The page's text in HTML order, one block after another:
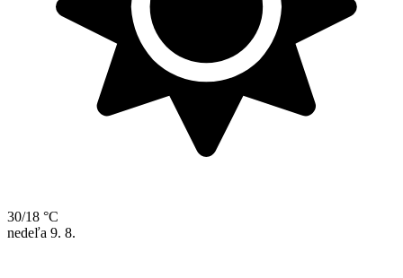
30/18 °C
nedeľa 9. 8.